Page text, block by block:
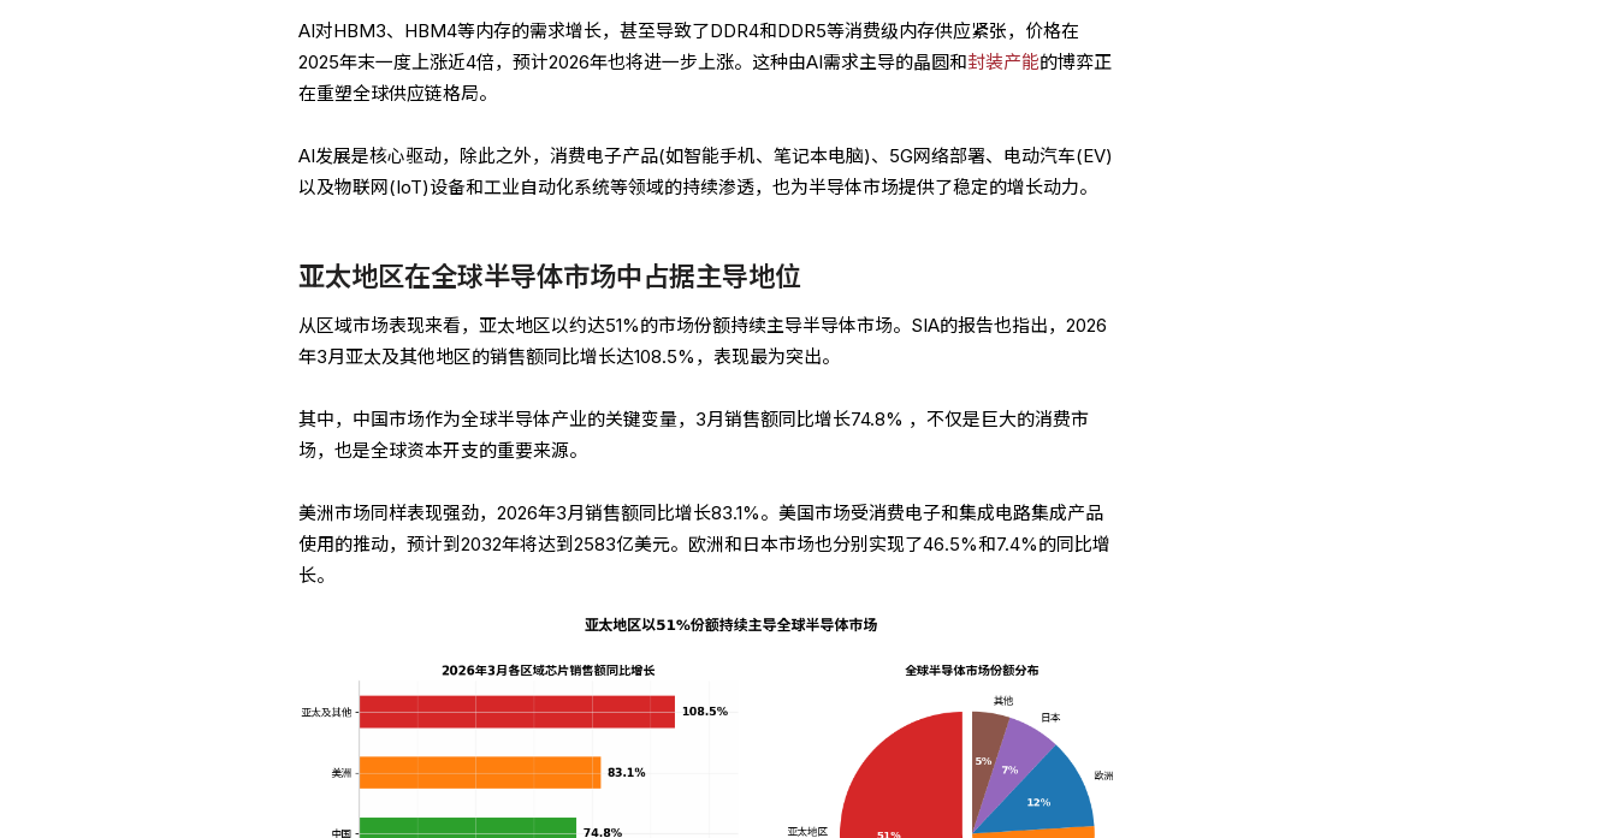
AI对HBM3、HBM4等内存的需求增长，甚至导致了DDR4和DDR5等消费级内存供应紧张，价格在
2025年末一度上涨近4倍，预计2026年也将进一步上涨。这种由AI需求主导的晶圆和封装产能的博弈正
在重塑全球供应链格局。
AI发展是核心驱动，除此之外，消费电子产品(如智能手机、笔记本电脑)、5G网络部署、电动汽车(EV)
以及物联网(IoT)设备和工业自动化系统等领域的持续渗透，也为半导体市场提供了稳定的增长动力。
亚太地区在全球半导体市场中占据主导地位
从区域市场表现来看，亚太地区以约达51%的市场份额持续主导半导体市场。SIA的报告也指出，2026
年3月亚太及其他地区的销售额同比增长达108.5%，表现最为突出。
其中，中国市场作为全球半导体产业的关键变量，3月销售额同比增长74.8% ，不仅是巨大的消费市
场，也是全球资本开支的重要来源。
美洲市场同样表现强劲，2026年3月销售额同比增长83.1%。美国市场受消费电子和集成电路集成产品
使用的推动，预计到2032年将达到2583亿美元。欧洲和日本市场也分别实现了46.5%和7.4%的同比增
长。